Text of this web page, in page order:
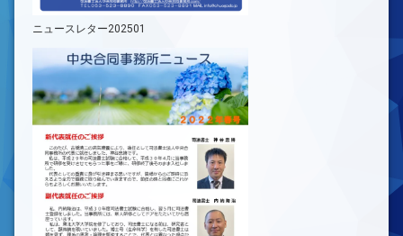
ニュースレター202501